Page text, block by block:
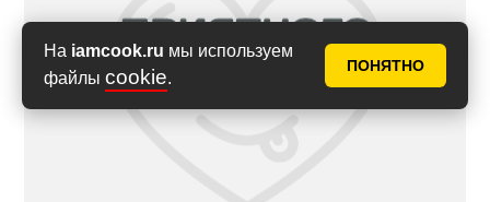
На iamcook.ru мы используем
файлы cookie.
ПОНЯТНО